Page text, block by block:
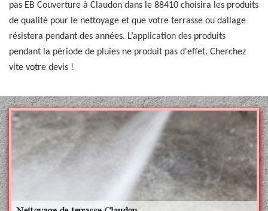
pas EB Couverture à Claudon dans le 88410 choisira les produits
de qualité pour le nettoyage et que votre terrasse ou dallage
résistera pendant des années. L’application des produits
pendant la période de pluies ne produit pas d'effet. Cherchez
vite votre devis !